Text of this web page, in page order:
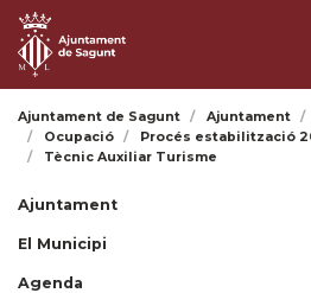
Ajuntament de Sagunt Ajuntament
Ocupació
Procés estabilització
Tècnic Auxiliar Turisme
Ajuntament
El Municipi
Agenda